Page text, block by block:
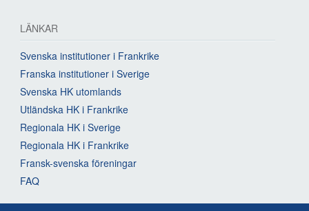
LÄNKAR
Svenska institutioner i Frankrike
Franska institutioner i Sverige
Svenska HK utomlands
Utländska HK i Frankrike
Regionala HK i Sverige
Regionala HK i Frankrike
Fransk-svenska föreningar
FAQ